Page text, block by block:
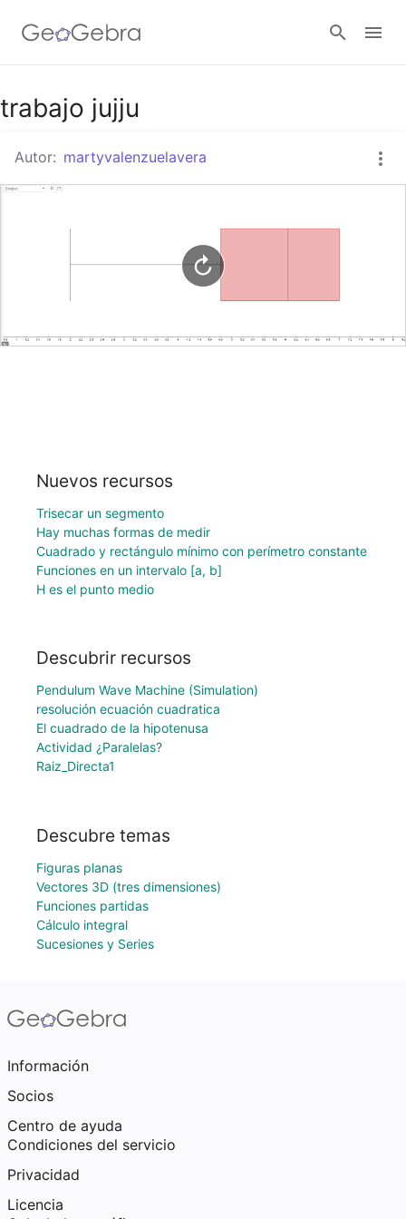
Google Classroom
GeoGebra Classroom
Abrir sesión
trabajo jujju
Autor: martyvalenzuelavera
Nuevos recursos
Trisecar un segmento
Hay muchas formas de medir
Cuadrado y rectángulo mínimo con perímetro constante
Funciones en un intervalo [a, b]
H es el punto medio
Descubrir recursos
Pendulum Wave Machine (Simulation)
resolución ecuación cuadratica
El cuadrado de la hipotenusa
Actividad ¿Paralelas?
Raiz_Directa1
Descubre temas
Figuras planas
Vectores 3D (tres dimensiones)
Funciones partidas
Cálculo integral
Sucesiones y Series
Información
Socios
Centro de ayuda
Condiciones del servicio
Privacidad
Licencia